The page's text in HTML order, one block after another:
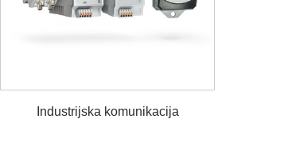
Industrijska komunikacija